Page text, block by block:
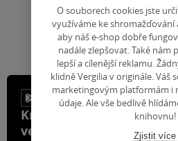
1
Přejít
na
/
Knihy, recenze a klubové
ve vaší kapse a naší
O souborech cookies jste
využíváme ke shromažďování
aby náš e-shop dobře
nadále zlepšovat. Také nám
lepší a cílenější reklamu.
klidně Vergilia v originále. Váš
marketingovým platformám i
údaje. Ale vše bedlivě
knihovnu!
Zjistit více